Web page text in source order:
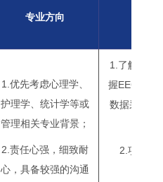
专业方向
1.优先考虑心理学、
护理学、统计学等或
管理相关专业背景；
2.责任心强，细致耐
心，具备较强的沟通
1.了解神经
握EEG数据
数据采集、
2.项目整